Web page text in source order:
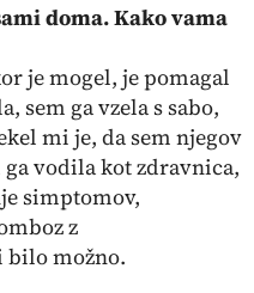
doma. Kako vama
je mogel, je pomagal
sem ga vzela s sabo,
mi je, da sem njegov
vodila kot zdravnica,
simptomov,
z
bilo možno.